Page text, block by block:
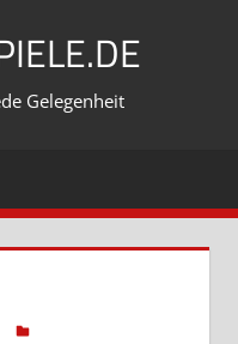
Gelegenheit